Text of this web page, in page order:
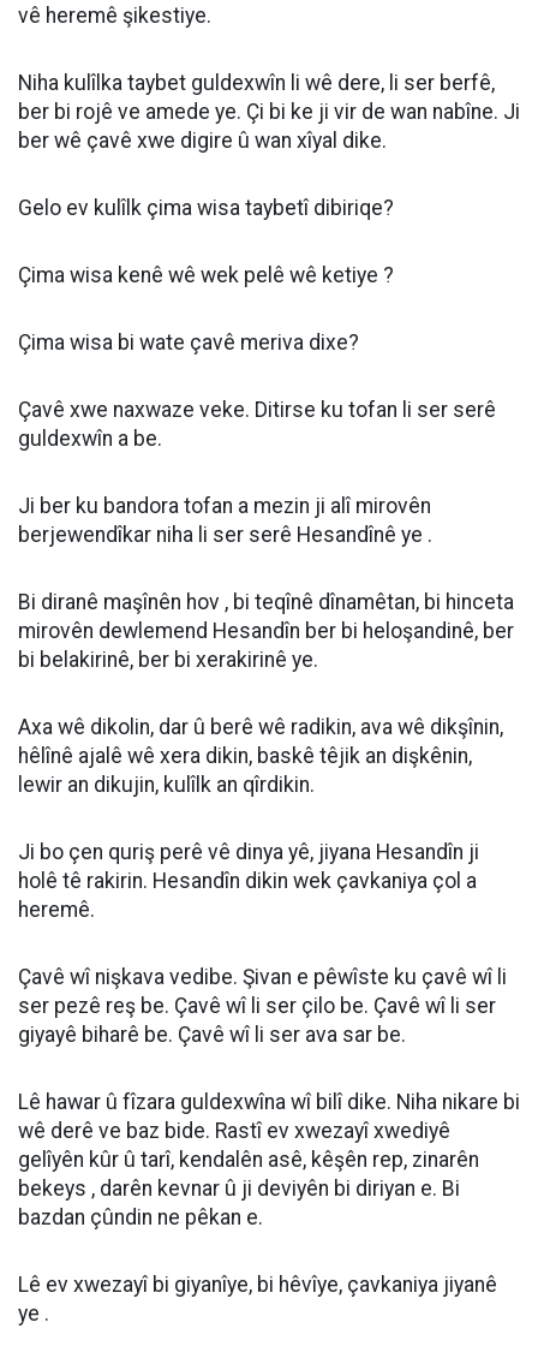
vê heremê şikestiye.
Niha kulîlka taybet guldexwîn li wê dere, li ser berfê,
ber bi rojê ve amede ye. Çi bi ke ji vir de wan nabîne. Ji
ber wê çavê xwe digire û wan xîyal dike.
Gelo ev kulîlk çima wisa taybetî dibiriqe?
Çima wisa kenê wê wek pelê wê ketiye ?
Çima wisa bi wate çavê meriva dixe?
Çavê xwe naxwaze veke. Ditirse ku tofan li ser serê
guldexwîn a be.
Ji ber ku bandora tofan a mezin ji alî mirovên
berjewendîkar niha li ser serê Hesandînê ye .
Bi diranê maşînên hov , bi teqînê dînamêtan, bi hinceta
mirovên dewlemend Hesandîn ber bi heloşandinê, ber
bi belakirinê, ber bi xerakirinê ye.
Axa wê dikolin, dar û berê wê radikin, ava wê dikşînin,
hêlînê ajalê wê xera dikin, baskê têjik an dişkênin,
lewir an dikujin, kulîlk an qîrdikin.
Ji bo çen quriş perê vê dinya yê, jiyana Hesandîn ji
holê tê rakirin. Hesandîn dikin wek çavkaniya çol a
heremê.
Çavê wî nişkava vedibe. Şivan e pêwîste ku çavê wî li
ser pezê reş be. Çavê wî li ser çilo be. Çavê wî li ser
giyayê biharê be. Çavê wî li ser ava sar be.
Lê hawar û fîzara guldexwîna wî bilî dike. Niha nikare bi
wê derê ve baz bide. Rastî ev xwezayî xwediyê
gelîyên kûr û tarî, kendalên asê, kêşên rep, zinarên
bekeys , darên kevnar û ji deviyên bi diriyan e. Bi
bazdan çûndin ne pêkan e.
Lê ev xwezayî bi giyanîye, bi hêvîye, çavkaniya jiyanê
ye .